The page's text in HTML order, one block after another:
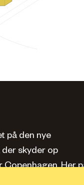
på den nye
der skyder op
Copenhagen. Her